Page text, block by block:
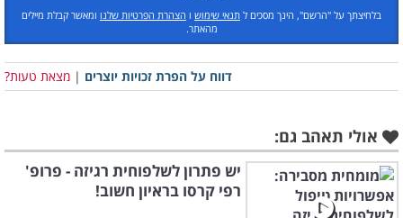
בלחיצתך על "הרשם", הינך מסכים ל תנאי שימוש ו הצהרת הפרטיות שלנו ומאשר קבלת מיילים
מהאתר.
דווח על הפרת זכויות יוצרים | מצאת טעות?
אולי תאהב גם:
יש פתרון לשלפוחית רגיזה - פרופ'
רפי קרסו בראיון חשוב!